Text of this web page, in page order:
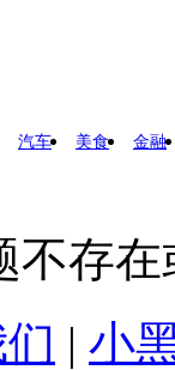
汽车 美食 金融
不存
| 小